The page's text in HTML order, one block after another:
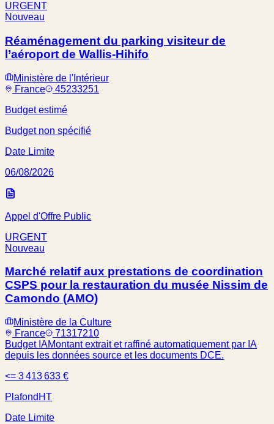
URGENT
Nouveau
Réaménagement du parking visiteur de
l’aéroport de Wallis-Hihifo
Ministère de l'Intérieur
France
45233251
Budget estimé
Budget non spécifié
Date Limite
06/08/2026
Appel d'Offre Public
URGENT
Nouveau
Marché relatif aux prestations de coordination
CSPS pour la restauration du musée Nissim de
Camondo (AMO)
Ministère de la Culture
France
71317210
Budget IAMontant extrait et raffiné automatiquement par IA
depuis les données source et les documents DCE.
<= 3 413 633 €
Plafond HT
Date Limite